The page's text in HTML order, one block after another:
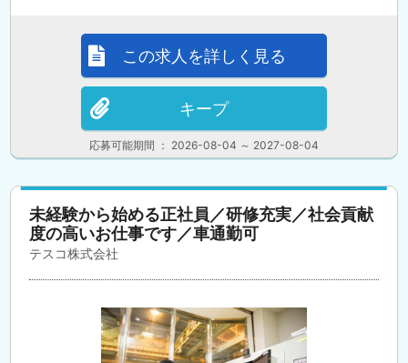
応募可能期間 ： 2026-08-04 ～ 2027-08-04
この求人を詳しく見る
キープ
未経験から始める正社員／研修充実／社会貢献
度の高いお仕事です／車通勤可
テスコ株式会社